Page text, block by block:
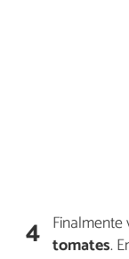
4 tomates.